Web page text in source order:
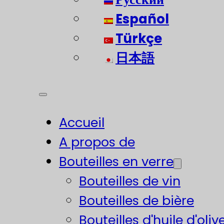
Español
Türkçe
日本語
Accueil
A propos de
Bouteilles en verre
Bouteilles de vin
Bouteilles de bière
Bouteilles d'huile